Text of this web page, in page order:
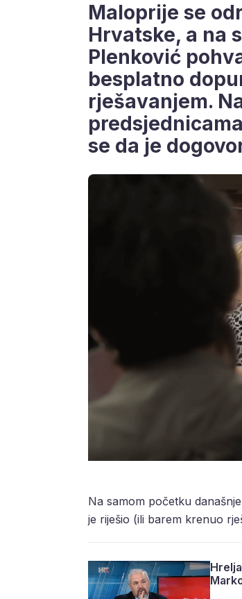
Maloprije se
Hrvatske, a na
Plenković
besplatno
rješavanjem.
se da je
Na samom početku
je riješio (ili barem krenuo